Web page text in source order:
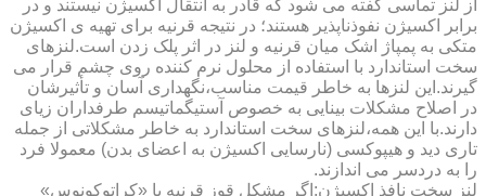
از لنز تماسی گفته می شود که قادر به انتقال اکسیژن نیستند و در
برابر اکسیژن نفوذناپذیر هستند؛ در نتیجه قرنیه برای تهیه ی اکسیژن
متکی به پمپاژ اشک میان قرنیه و لنز در اثر پلک زدن است.لنزهای
سخت استاندارد با استفاده از محلول نرم کننده روی چشم قرار می
گیرند.این لنزها به خاطر قیمت مناسب،نگهداری آسان و تأثیرشان
در اصلاح مشکلات بینایی به خصوص آستیگماتیسم طرفداران زیای
دارند.با این همه،لنزهای سخت استاندارد به خاطر مشکلاتی از جمله
تاری دید و هیپوکسی (نارسایی اکسیژن به اعضای بدن) معمولا فرد
را به دردسر می اندازند.
لنز سخت نافذ اکسیژن:اگر مشکل قوز قرنیه یا «کراتوکونوس»